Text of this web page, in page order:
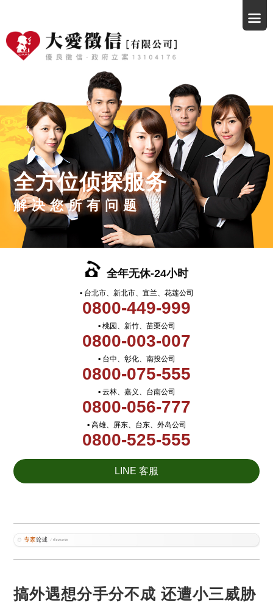
全方位侦探服务
解决您所有问题
全年无休-24小时
▪ 台北市、新北市、宜兰、花莲公司
0800-449-999
▪ 桃园、新竹、苗栗公司
0800-003-007
▪ 台中、彰化、南投公司
0800-075-555
▪ 云林、嘉义、台南公司
0800-056-777
▪ 高雄、屏东、台东、外岛公司
0800-525-555
LINE 客服
搞外遇想分手分不成 还遭小三威胁